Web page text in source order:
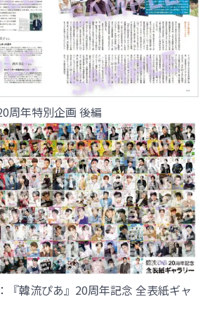
周年特別企画 後編
『韓流ぴあ』20周年記念 全表紙ギャ